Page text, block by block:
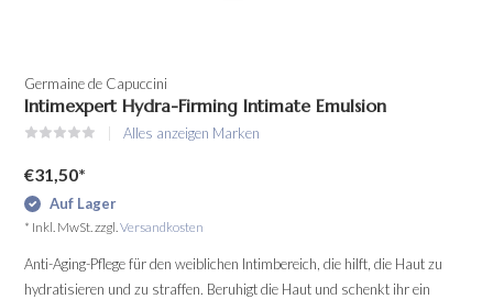
Germaine de Capuccini
Intimexpert Hydra-Firming Intimate Emulsion
Alles anzeigen Marken
€31,50*
Auf Lager
* Inkl. MwSt. zzgl.Versandkosten
Anti-Aging-Pflege für den weiblichen Intimbereich, die hilft, die Haut zu
hydratisieren und zu straffen. Beruhigt die Haut und schenkt ihr ein